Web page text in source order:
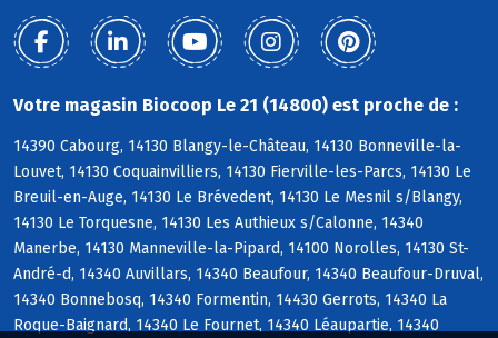
Votre magasin Biocoop Le 21 (14800) est proche de :
14390 Cabourg, 14130 Blangy-le-Château, 14130 Bonneville-la-
Louvet, 14130 Coquainvilliers, 14130 Fierville-les-Parcs, 14130 Le
Breuil-en-Auge, 14130 Le Brévedent, 14130 Le Mesnil s/Blangy,
14130 Le Torquesne, 14130 Les Authieux s/Calonne, 14340
Manerbe, 14130 Manneville-la-Pipard, 14100 Norolles, 14130 St-
André-d, 14340 Auvillars, 14340 Beaufour, 14340 Beaufour-Druval,
14340 Bonnebosq, 14340 Formentin, 14430 Gerrots, 14340 La
Roque-Baignard, 14340 Le Fournet, 14340 Léaupartie, 14340